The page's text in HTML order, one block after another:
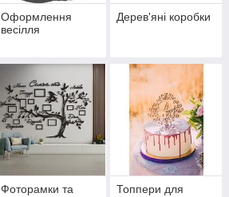
Оформлення
весілля
Дерев'яні коробки
Фоторамки та
Топпери для